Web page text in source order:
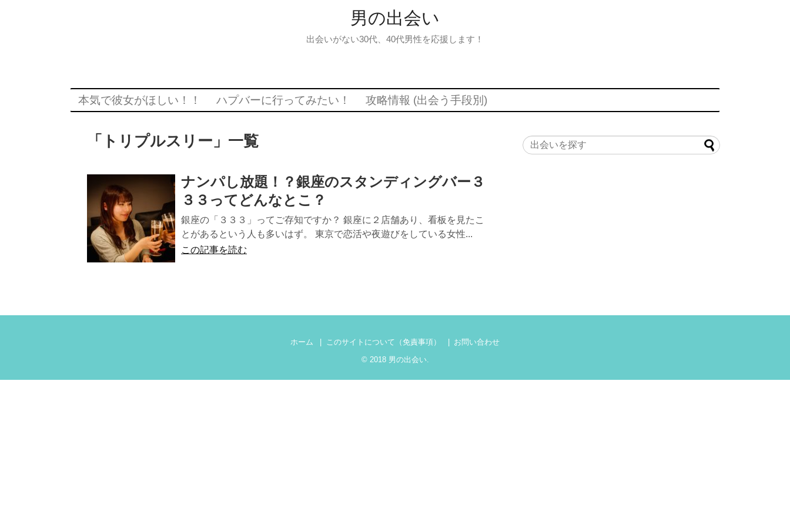
男の出会い
出会いがない30代、40代男性を応援します！
本気で彼女がほしい！！ ハプバーに行ってみたい！ 攻略情報 (出会う手段別)
「 トリプルスリー 」 一覧
ナンパし放題！？銀座のスタンディングバー３
３３ってどんなとこ？
銀座の「３３３」ってご存知ですか？ 銀座に２店舗あり、看板を見たこ
とがあるという人も多いはず。 東京で恋活や夜遊びをしている女性...
この記事を読む
ホーム このサイトについて（免責事項）
お問い合わせ
© 2018 男の出会い.